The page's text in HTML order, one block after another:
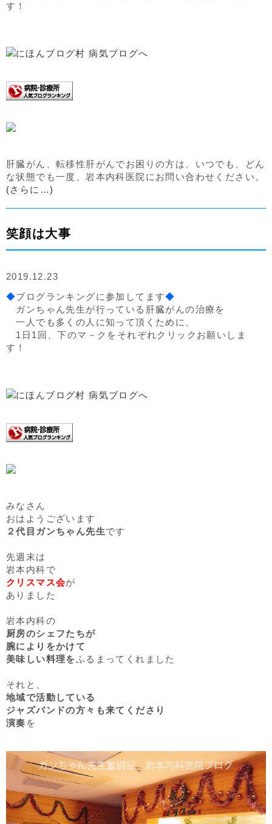
す！
肝臓がん、転移性肝がんでお困りの方は、いつでも、どん
な状態でも一度、岩本内科医院にお問い合わせください。
(さらに…)
笑顔は大事
2019.12.23
◆ブログランキングに参加してます◆
ガンちゃん先生が行っている肝臓がんの治療を
一人でも多くの人に知って頂くために、
1日1回、下のマ－クをそれぞれクリックお願いしま
す！
みなさん
おはようございます
２代目ガンちゃん先生です
先週末は
岩本内科で
クリスマス会が
ありました
岩本内科の
厨房のシェフたちが
腕によりをかけて
美味しい料理をふるまってくれました
それと、
地域で活動している
ジャズバンドの方々も来てくださり
演奏 を